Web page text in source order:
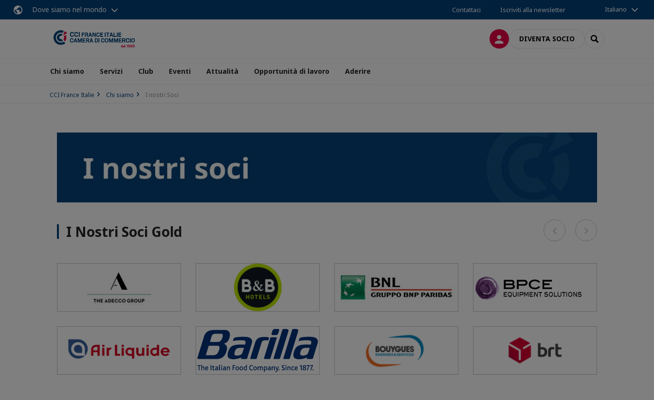
Dove siamo nel mondo Contattaci Iscriviti alla newsletter Italiano
LOG INDIVENTA SOCIO SEARCH
Chi siamo Servizi Club Eventi Attualità Opportunità di lavoro Aderire
CCI France Italie Chi siamo I nostri Soci
I Nostri Soci Gold Previous